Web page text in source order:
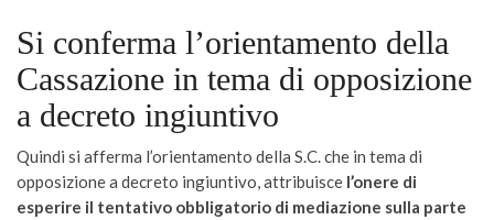
Si conferma l’orientamento della
Cassazione in tema di opposizione
a decreto ingiuntivo
Quindi si afferma l’orientamento della S.C. che in tema di
opposizione a decreto ingiuntivo, attribuisce l’onere di
esperire il tentativo obbligatorio di mediazione sulla parte